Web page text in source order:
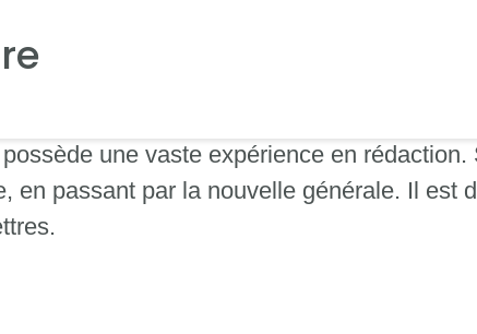
une vaste expérience en rédaction.
en passant par la nouvelle générale. Il est